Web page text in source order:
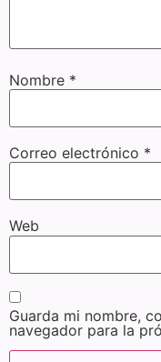
Nombre *
Correo electrónico *
Web
Guarda mi nombre,
navegador para la